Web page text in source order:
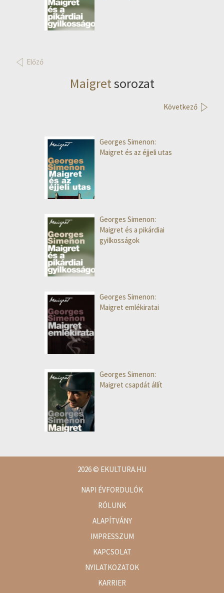
Előző
Maigretsorozat
Következő
Georges Simenon:
Maigret és az éjjeli utas
Georges Simenon:
Maigret és a pikárdiai
gyilkosságok
Georges Simenon:
Maigret emlékiratai
Georges Simenon:
Maigret csapdát állít
2026© EKULTURA.HU
NAPI ÉVFORDULÓK
RÓLUNK
ALAPÍTVÁNY
IMPRESSZUM
KAPCSOLAT
NYILATKOZATOK
KARRIER